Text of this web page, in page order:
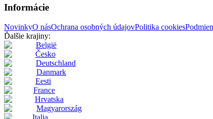
Informácie
NovinkyO násOchrana osobných údajovPolitika cookies
Ďalšie krajiny:
België
Česko
Deutschland
Danmark
Eesti
France
Hrvatska
Magyarország
Italia